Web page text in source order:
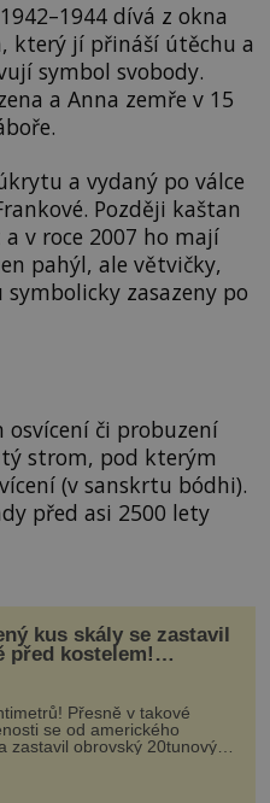
dívá z okna
který jí přináší útěchu a
symbol svobody.
a Anna zemře v 15
a vydaný po válce
Později kaštan
v roce 2007 ho mají
pahýl, ale větvičky,
zasazeny po
či probuzení
strom, pod kterým
(v sanskrtu bódhi).
před asi 2500 lety
kus skály se zastavil
před kostelem!
ho boží síla?
Přesně v takové
se od amerického
zastavil obrovský 20tunový